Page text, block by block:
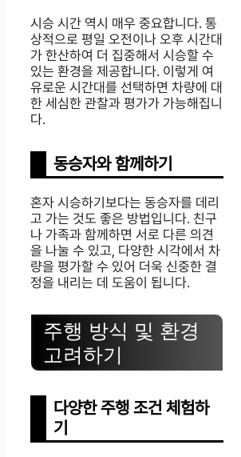
시승 시간 역시 매우 중요합니다. 통
상적으로 평일 오전이나 오후 시간대
가 한산하여 더 집중해서 시승할 수
있는 환경을 제공합니다. 이렇게 여
유로운 시간대를 선택하면 차량에 대
한 세심한 관찰과 평가가 가능해집니
다.
동승자와 함께하기
혼자 시승하기보다는 동승자를 데리
고 가는 것도 좋은 방법입니다. 친구
나 가족과 함께하면 서로 다른 의견
을 나눌 수 있고, 다양한 시각에서 차
량을 평가할 수 있어 더욱 신중한 결
정을 내리는 데 도움이 됩니다.
주행 방식 및 환경
고려하기
다양한 주행 조건 체험하
기